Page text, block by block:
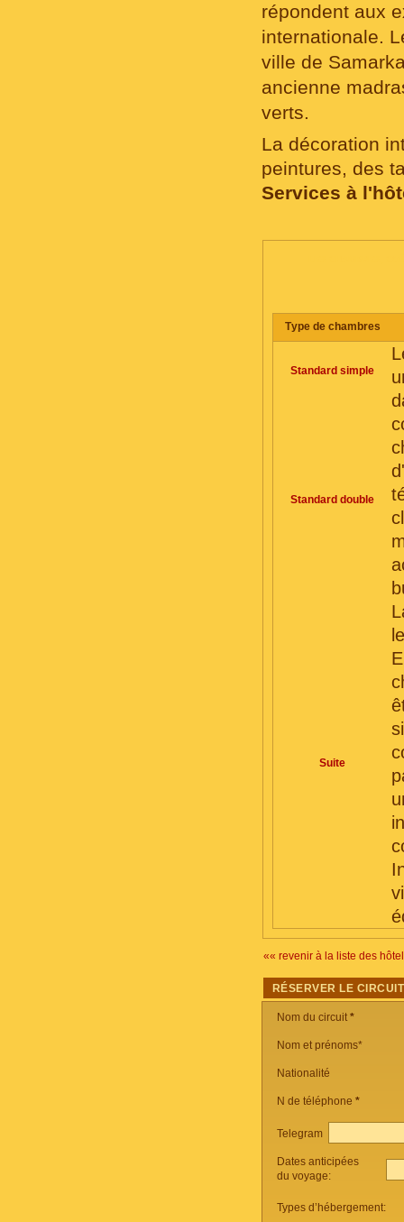
répondent aux
internationale.
ville de
ancienne
verts.
La décoration
peintures, des
Services à
Тype de chambres
Standard simple
Standard double
Suite
«« revenir à la liste des
RÉSERVER LE CIRCUIT
Nom du circuit*
Nom et prénoms*
Nationalité
N de téléphone *
Telegram
Dates anticipées
du voyage:
Types d’hébergement: